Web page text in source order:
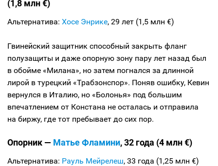
(1,8 млн €)
Альтернатива: Хосе Энрике, 29 лет (1,5 млн €)
Гвинейский защитник способный закрыть фланг
полузащиты и даже опорную зону пару лет назад был
в обойме «Милана», но затем погнался за длинной
лирой в турецкий «Трабзонспор». Поняв ошибку, Кевин
вернулся в Италию, но «Болонья» под большим
впечатлением от Констана не осталась и отправила
на биржу, где тот пребывает до сих пор.
Опорник — Матье Фламини, 32 года (4 млн €)
Альтернатива: Рауль Мейрелеш, 33 года (1,25 млн €)